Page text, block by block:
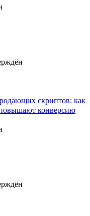
скриптов: как
конверсию